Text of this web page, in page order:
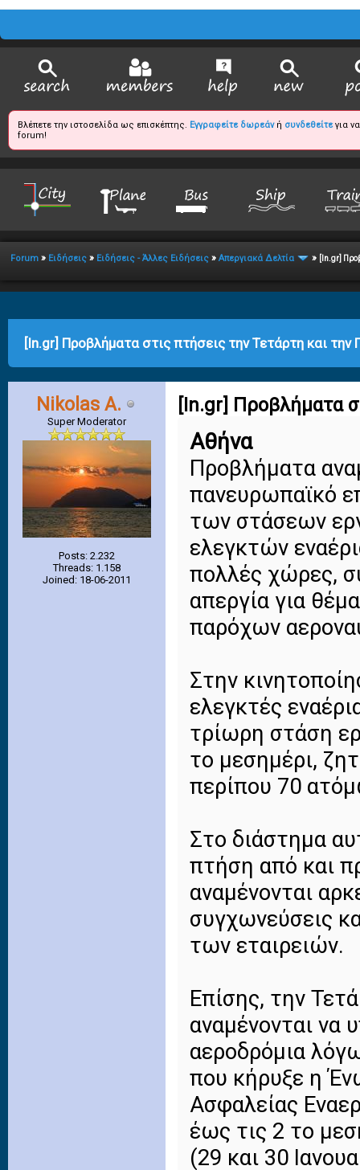
Βλέπετε την ιστοσελίδα ως επισκέπτης. Εγγραφείτε δωρεάνή συνδεθείτεγια
forum!
Forum » Ειδήσεις » Ειδήσεις - Άλλες Ειδήσεις » Απεργιακά Δελτία » [In.gr]
[In.gr] Προβλήματα στις πτήσεις την Τετάρτη και την
Nikolas A.
Super Moderator
Posts: 2.232
Threads: 1.158
Joined: 18-06-2011
[In.gr] Προβλήματα
Αθήνα
Προβλήματα
πανευρωπαϊκό
των στάσεων
ελεγκτών
πολλές χώρες,
απεργία για
παρόχων
Στην
ελεγκτές
τρίωρη στάση
το μεσημέρι,
περίπου 70
Στο διάστημα
πτήση από και
αναμένονται
συγχωνεύσεις
των εταιρειών.
Επίσης, την
αναμένονται να
αεροδρόμια
που κήρυξε η
Ασφαλείας
έως τις 2 το
(29 και 30